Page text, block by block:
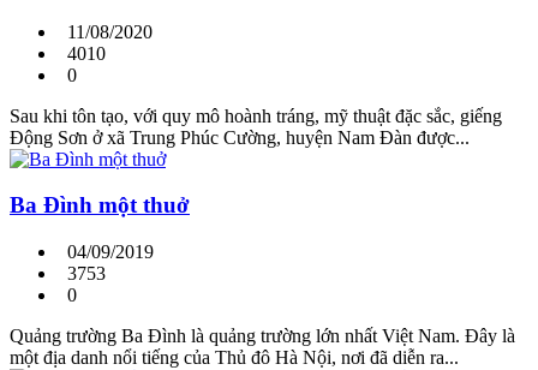
11/08/2020
4010
0
Sau khi tôn tạo, với quy mô hoành tráng, mỹ thuật đặc sắc, giếng
Động Sơn ở xã Trung Phúc Cường, huyện Nam Đàn được...
Ba Đình một thuở
04/09/2019
3753
0
Quảng trường Ba Đình là quảng trường lớn nhất Việt Nam. Đây là
một địa danh nổi tiếng của Thủ đô Hà Nội, nơi đã diễn ra...